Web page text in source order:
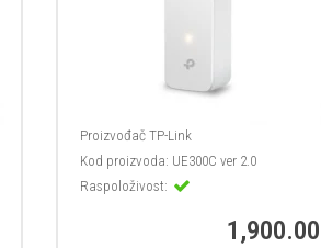
Proizvođač TP-Link
Kod proizvoda: UE300C ver 2.0
Raspoloživost:
1,900.00